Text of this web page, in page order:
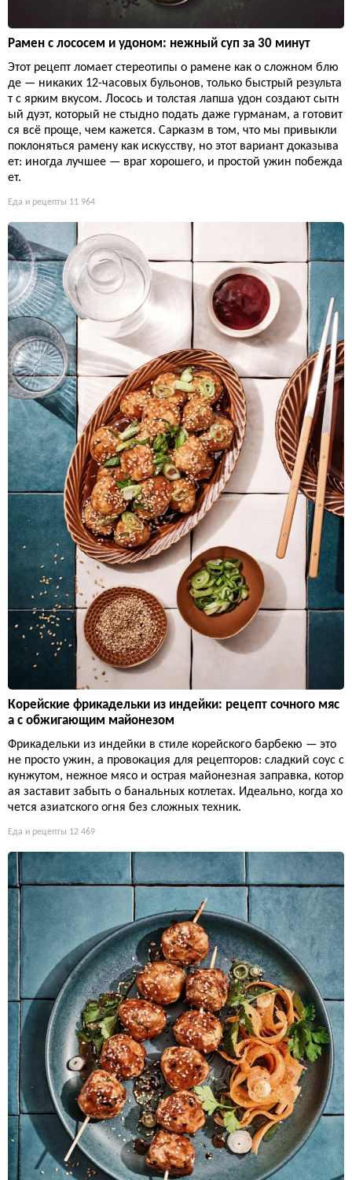
Рамен с лососем и удоном: нежный суп за 30 минут
Этот рецепт ломает стереотипы о рамене как о сложном блю
де — никаких 12-часовых бульонов, только быстрый результа
т с ярким вкусом. Лосось и толстая лапша удон создают сытн
ый дуэт, который не стыдно подать даже гурманам, а готовит
ся всё проще, чем кажется. Сарказм в том, что мы привыкли
поклоняться рамену как искусству, но этот вариант доказыва
ет: иногда лучшее — враг хорошего, и простой ужин побежда
ет.
Еда и рецепты 11 964
Корейские фрикадельки из индейки: рецепт сочного мяс
а с обжигающим майонезом
Фрикадельки из индейки в стиле корейского барбекю — это
не просто ужин, а провокация для рецепторов: сладкий соус с
кунжутом, нежное мясо и острая майонезная заправка, котор
ая заставит забыть о банальных котлетах. Идеально, когда хо
чется азиатского огня без сложных техник.
Еда и рецепты 12 469